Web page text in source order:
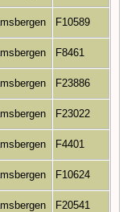
F10589
F8461
F23886
F23022
F4401
F10624
F20541